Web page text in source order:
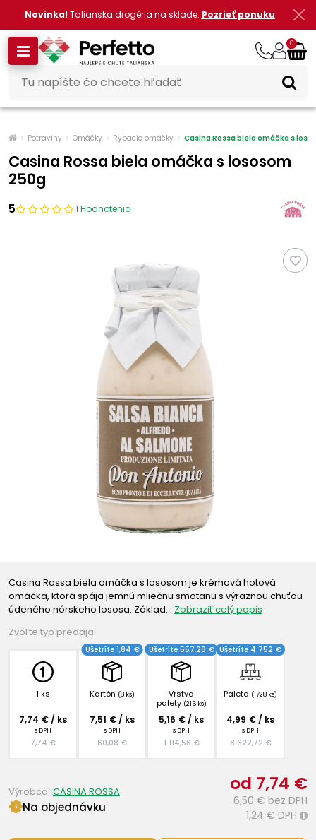
Novinka! Talianska drogéria na sklade. Pozrieť ponuku
0
Potraviny Omáčky Rybacie omáčky Casina Rossa biela omáčka s
Casina Rossa biela omáčka s lososom
250g
5 1 Hodnotenia
Casina Rossa biela omáčka s lososom je krémová hotová
omáčka, ktorá spája jemnú mliečnu smotanu s výraznou chuťou
údeného nórskeho lososa. Základ… Zobraziť celý popis
Zvoľte typ predaja:
1 ks
7,74 € / ks
s DPH
7,74 €
Kartón (8 ks)
Ušetríte 1,84 €
7,51 € / ks
s DPH
60,08 €
Vrstva
palety (216 ks)
Ušetríte 557,28 €
5,16 € / ks
s DPH
1 114,56 €
Paleta (1728 ks)
Ušetríte 4 752 €
4,99 € / ks
s DPH
8 622,72 €
od 7,74 €
6,50 € bez DPH
1,24 € DPH i
Na objednávku
Výrobca: CASINA ROSSA